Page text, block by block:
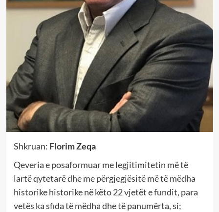
Shkruan: Florim Zeqa
Qeveria e posaformuar me legjitimitetin më të
lartë qytetarë dhe me përgjegjësitë më të mëdha
historike historike në këto 22 vjetët e fundit, para
vetës ka sfida të mëdha dhe të panumërta, si;